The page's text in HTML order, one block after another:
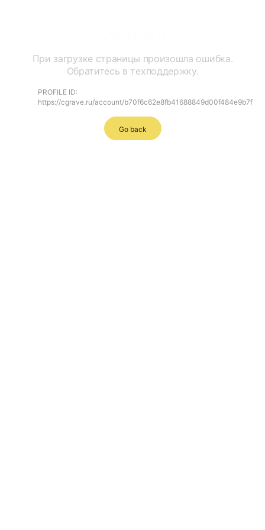
При загрузке страницы произошла ошибка.
Обратитесь в техподдержку.
PROFILE ID:
https://cgrave.ru/account/b70f6c62e8fb41688849d00f484e9b7f
Go back